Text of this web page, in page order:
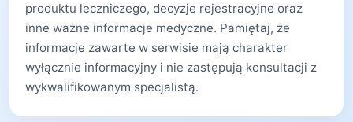
produktu leczniczego, decyzje rejestracyjne oraz
inne ważne informacje medyczne. Pamiętaj, że
informacje zawarte w serwisie mają charakter
wyłącznie informacyjny i nie zastępują konsultacji z
wykwalifikowanym specjalistą.